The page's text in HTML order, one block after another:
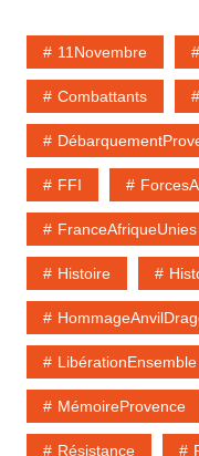
11Novembre
Combattants
FFI
FranceAfriqueUnies
Histoire
LibérationEnsemble
MémoireProvence
Résistance